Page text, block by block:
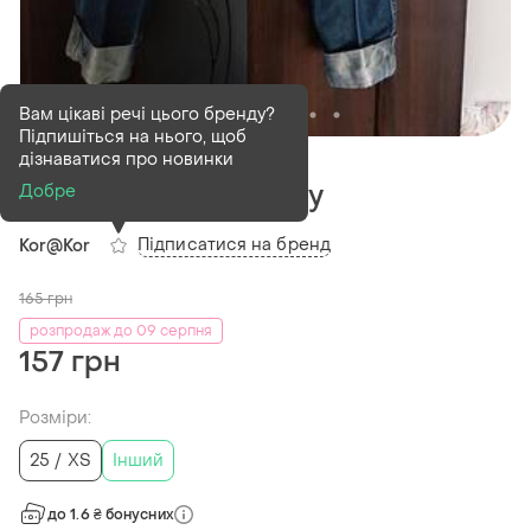
В наявності1 шт
Джинси kor@kor italy
Kor@Kor
Вам цікаві речі цього бренду?
Підпишіться на нього, щоб
дізнаватися про новинки
Добре
Підписатися на бренд
165грн
розпродаж до 09 серпня
157 грн
Розміри:
25 / XS
Інший
до 1.6 ₴ бонусних